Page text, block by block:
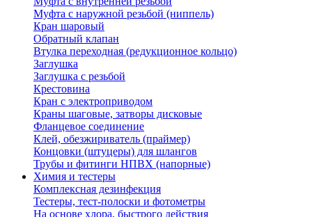
Муфта с наружной резьбой (ниппель)
Кран шаровый
Обратный клапан
Втулка переходная (редукционное кольцо)
Заглушка
Заглушка с резьбой
Крестовина
Кран с электроприводом
Краны шаговые, затворы дисковые
Фланцевое соединение
Клей, обезжириватель (праймер)
Концовки (штуцеры) для шлангов
Трубы и фитинги НПВХ (напорные)
Химия и тестеры
Комплексная дезинфекция
Тестеры, тест-полоски и фотометры
На основе хлора, быстрого действия